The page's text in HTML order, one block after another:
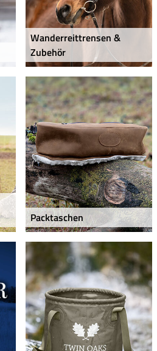
Wanderreittrensen &
Zubehör
Packtaschen